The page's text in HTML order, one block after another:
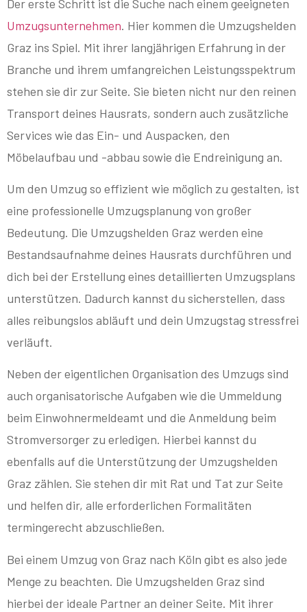
Der erste Schritt ist die Suche nach einem geeigneten
Umzugsunternehmen. Hier kommen die Umzugshelden
Graz ins Spiel. Mit ihrer langjährigen Erfahrung in der
Branche und ihrem umfangreichen Leistungsspektrum
stehen sie dir zur Seite. Sie bieten nicht nur den reinen
Transport deines Hausrats, sondern auch zusätzliche
Services wie das Ein- und Auspacken, den
Möbelaufbau und -abbau sowie die Endreinigung an.
Um den Umzug so effizient wie möglich zu gestalten, ist
eine professionelle Umzugsplanung von großer
Bedeutung. Die Umzugshelden Graz werden eine
Bestandsaufnahme deines Hausrats durchführen und
dich bei der Erstellung eines detaillierten Umzugsplans
unterstützen. Dadurch kannst du sicherstellen, dass
alles reibungslos abläuft und dein Umzugstag stressfrei
verläuft.
Neben der eigentlichen Organisation des Umzugs sind
auch organisatorische Aufgaben wie die Ummeldung
beim Einwohnermeldeamt und die Anmeldung beim
Stromversorger zu erledigen. Hierbei kannst du
ebenfalls auf die Unterstützung der Umzugshelden
Graz zählen. Sie stehen dir mit Rat und Tat zur Seite
und helfen dir, alle erforderlichen Formalitäten
termingerecht abzuschließen.
Bei einem Umzug von Graz nach Köln gibt es also jede
Menge zu beachten. Die Umzugshelden Graz sind
hierbei der ideale Partner an deiner Seite. Mit ihrer